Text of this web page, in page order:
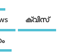
ക്വിസ്